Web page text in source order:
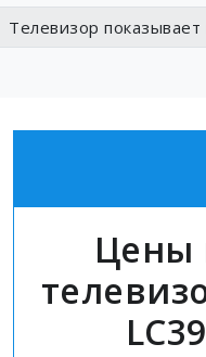
Телевизор
Цены